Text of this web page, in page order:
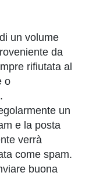
un volume
da
rifiutata al
o
un
e la posta
verrà
come spam.
buona